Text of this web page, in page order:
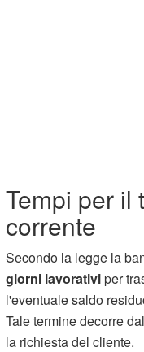
Tempi per il
corrente
Secondo la legge la
giorni lavorativiper
l'eventuale saldo
Tale termine decorre
la richiesta del cliente.